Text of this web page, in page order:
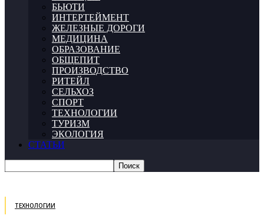
БЬЮТИ
ИНТЕРТЕЙМЕНТ
ЖЕЛЕЗНЫЕ ДОРОГИ
МЕДИЦИНА
ОБРАЗОВАНИЕ
ОБЩЕПИТ
ПРОИЗВОДСТВО
РИТЕЙЛ
СЕЛЬХОЗ
СПОРТ
ТЕХНОЛОГИИ
ТУРИЗМ
ЭКОЛОГИЯ
СТАТЬИ
ТЕХНОЛОГИИ